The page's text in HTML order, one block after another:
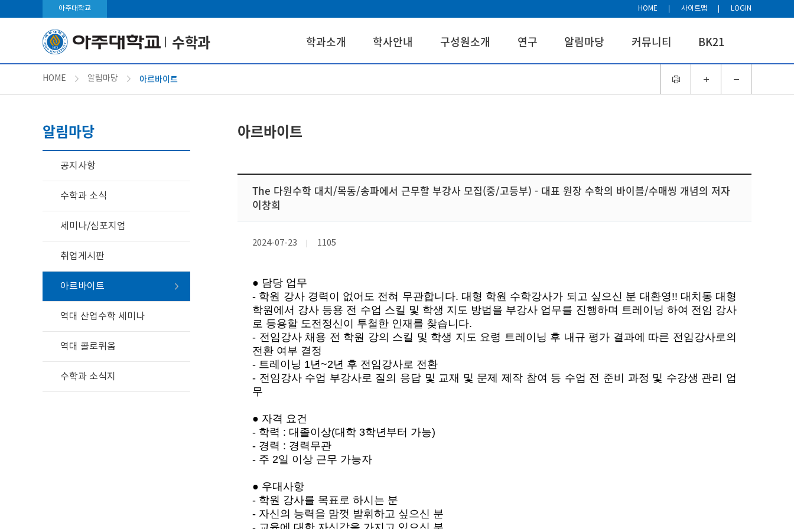
아주대학교 HOME 사이트맵 LOGIN
수학과 학과소개 학사안내 구성원소개 연구 알림마당 커뮤니티 BK21
HOME 알림마당 아르바이트
알림마당
공지사항
수학과 소식
세미나/심포지엄
취업게시판
아르바이트
역대 산업수학 세미나
역대 콜로퀴움
수학과 소식지
아르바이트
The 다원수학 대치/목동/송파에서 근무할 부강사 모집(중/고등부) - 대표 원장 수학의 바이블/수매씽 개념의 저자
이창희
2024-07-23 1105
● 담당 업무
- 학원 강사 경력이 없어도 전혀 무관합니다. 대형 학원 수학강사가 되고 싶으신 분 대환영!! 대치동 대형
학원에서 강사 등용 전 수업 스킬 및 학생 지도 방법을 부강사 업무를 진행하며 트레이닝 하여 전임 강사
로 등용할 도전정신이 투철한 인재를 찾습니다.
- 전임강사 채용 전 학원 강의 스킬 및 학생 지도 요령 트레이닝 후 내규 평가 결과에 따른 전임강사로의
전환 여부 결정
- 트레이닝 1년~2년 후 전임강사로 전환
- 전임강사 수업 부강사로 질의 응답 및 교재 및 문제 제작 참여 등 수업 전 준비 과정 및 수강생 관리 업
무
● 자격 요건
- 학력 : 대졸이상(대학 3학년부터 가능)
- 경력 : 경력무관
- 주 2일 이상 근무 가능자
● 우대사항
- 학원 강사를 목표로 하시는 분
- 자신의 능력을 맘껏 발휘하고 싶으신 분